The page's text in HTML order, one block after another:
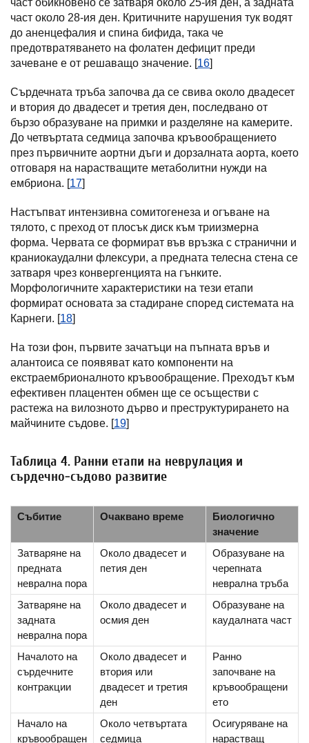
част обикновено се затваря около 25-ия ден, а задната
част около 28-ия ден. Критичните нарушения тук водят
до аненцефалия и спина бифида, така че
предотвратяването на фолатен дефицит преди
зачеване е от решаващо значение. [16]
Сърдечната тръба започва да се свива около двадесет
и втория до двадесет и третия ден, последвано от
бързо образуване на примки и разделяне на камерите.
До четвъртата седмица започва кръвообращението
през първичните аортни дъги и дорзалната аорта, което
отговаря на нарастващите метаболитни нужди на
ембриона. [17]
Настъпват интензивна сомитогенеза и огъване на
тялото, с преход от плосък диск към триизмерна
форма. Червата се формират във връзка с странични и
краниокаудални флексури, а предната телесна стена се
затваря чрез конвергенцията на гънките.
Морфологичните характеристики на тези етапи
формират основата за стадиране според системата на
Карнеги. [18]
На този фон, първите зачатъци на пъпната връв и
алантоиса се появяват като компоненти на
екстраембрионалното кръвообращение. Преходът към
ефективен плацентен обмен ще се осъществи с
растежа на вилозното дърво и преструктурирането на
майчините съдове. [19]
Таблица 4. Ранни етапи на неврулация и
сърдечно-съдово развитие
Събитие Очаквано време
Биологично
значение
Затваряне на
предната
неврална пора
Около двадесет и
петия ден
Образуване на
черепната
неврална тръба
Затваряне на
задната
неврална пора
Около двадесет и
осмия ден
Образуване на
каудалната част
Началото на
сърдечните
контракции
Около двадесет и
втория или
двадесет и третия
ден
Ранно
започване на
кръвообращени
ето
Начало на
кръвообращен
Около четвъртата
седмица
Осигуряване на
нарастващ